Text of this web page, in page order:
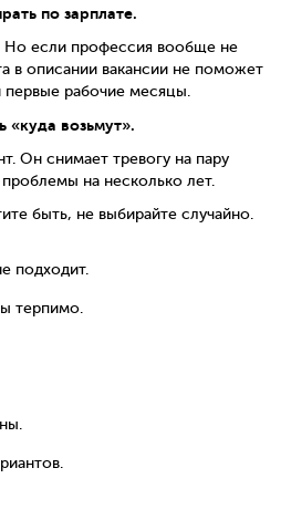
по зарплате.
Но если профессия вообще не
в описании вакансии не поможет
первые рабочие месяцы.
«куда возьмут».
Он снимает тревогу на пару
на несколько лет.
быть, не выбирайте случайно.
подходит.
терпимо.